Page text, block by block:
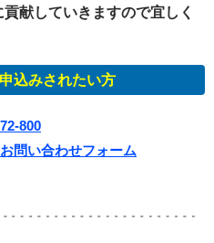
献していきますので宜しく
込みされたい方
800
お問い合わせフォーム